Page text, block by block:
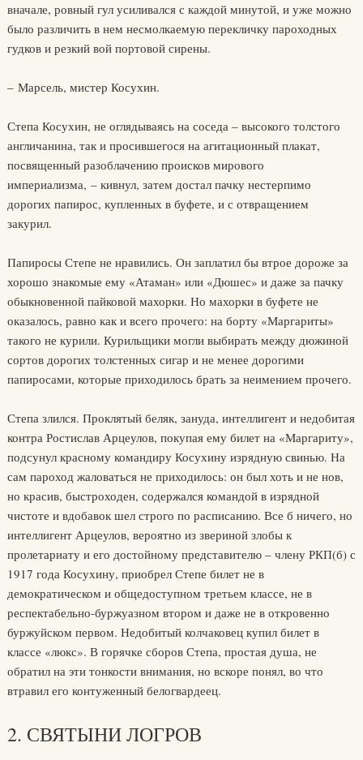
вначале, ровный гул усиливался с каждой минутой, и уже можно
было различить в нем несмолкаемую перекличку пароходных
гудков и резкий вой портовой сирены.
– Марсель, мистер Косухин.
Степа Косухин, не оглядываясь на соседа – высокого толстого
англичанина, так и просившегося на агитационный плакат,
посвященный разоблачению происков мирового
империализма, – кивнул, затем достал пачку нестерпимо
дорогих папирос, купленных в буфете, и с отвращением
закурил.
Папиросы Степе не нравились. Он заплатил бы втрое дороже за
хорошо знакомые ему «Атаман» или «Дюшес» и даже за пачку
обыкновенной пайковой махорки. Но махорки в буфете не
оказалось, равно как и всего прочего: на борту «Маргариты»
такого не курили. Курильщики могли выбирать между дюжиной
сортов дорогих толстенных сигар и не менее дорогими
папиросами, которые приходилось брать за неимением прочего.
Степа злился. Проклятый беляк, зануда, интеллигент и недобитая
контра Ростислав Арцеулов, покупая ему билет на «Маргариту»,
подсунул красному командиру Косухину изрядную свинью. На
сам пароход жаловаться не приходилось: он был хоть и не нов,
но красив, быстроходен, содержался командой в изрядной
чистоте и вдобавок шел строго по расписанию. Все б ничего, но
интеллигент Арцеулов, вероятно из звериной злобы к
пролетариату и его достойному представителю – члену РКП(б) с
1917 года Косухину, приобрел Степе билет не в
демократическом и общедоступном третьем классе, не в
респектабельно-буржуазном втором и даже не в откровенно
буржуйском первом. Недобитый колчаковец купил билет в
классе «люкс». В горячке сборов Степа, простая душа, не
обратил на эти тонкости внимания, но вскоре понял, во что
втравил его контуженный белогвардеец.
2. СВЯТЫНИ ЛОГРОВ